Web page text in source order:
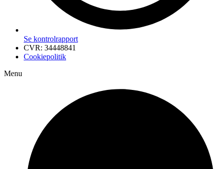
Se kontrolrapport
CVR: 34448841
Cookiepolitik
Menu